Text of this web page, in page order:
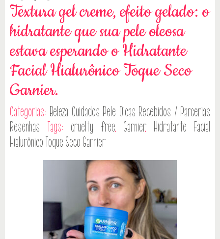
Textura gel creme, efeito gelado: o
hidratante que sua pele oleosa
estava esperando o Hidratante
Facial Hialurônico Toque Seco
Garnier.
Categorias: Beleza Cuidados Pele Dicas Recebidos / Parcerias
Resenhas Tags: cruelty free, Garnier, Hidratante Facial
Hialurônico Toque Seco Garnier